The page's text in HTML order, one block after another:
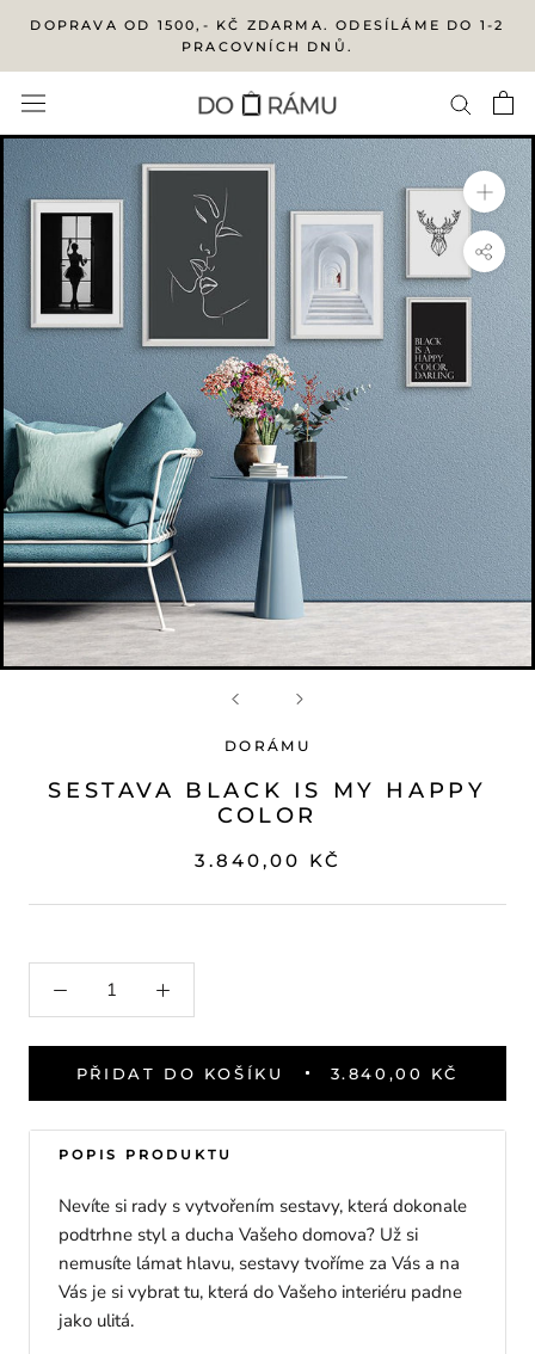
obsah
DOPRAVA OD 1500,- KČ ZDARMA. ODESÍLÁME DO 1-2
PRACOVNÍCH DNŮ.
DORÁMU
SESTAVA BLACK IS MY HAPPY
COLOR
3.840,00 KČ
PŘIDAT DO KOŠÍKU 3.840,00 KČ
POPIS PRODUKTU
Nevíte si rady s vytvořením sestavy, která dokonale
podtrhne styl a ducha Vašeho domova? Už si
nemusíte lámat hlavu, sestavy tvoříme za Vás a na
Vás je si vybrat tu, která do Vašeho interiéru padne
jako ulitá.